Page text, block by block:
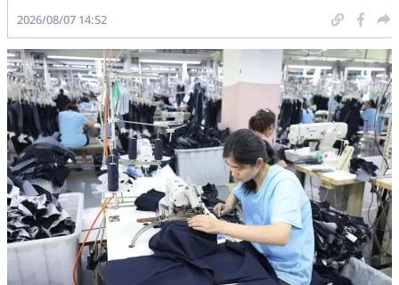
2026/08/07 14:52